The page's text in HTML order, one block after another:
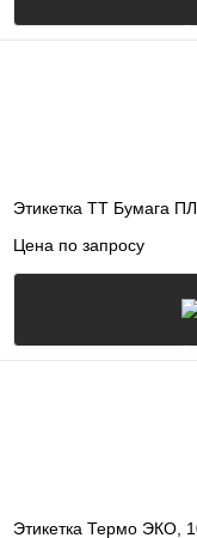
Этикетка ТТ Бумага
Цена по запросу
Этикетка Термо ЭКО,